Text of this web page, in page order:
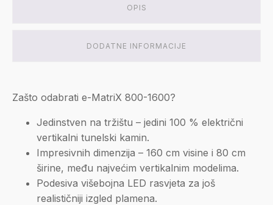
OPIS
DODATNE INFORMACIJE
Zašto odabrati e-MatriX 800-1600?
Jedinstven na tržištu – jedini 100 % električni
vertikalni tunelski kamin.
Impresivnih dimenzija – 160 cm visine i 80 cm
širine, među najvećim vertikalnim modelima.
Podesiva višebojna LED rasvjeta za još
realističniji izgled plamena.